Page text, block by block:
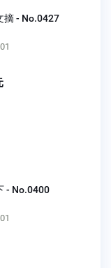
摘 - No.0427
- No.0400